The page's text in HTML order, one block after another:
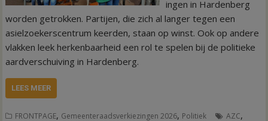
ingen in Hardenberg
worden getrokken. Partijen, die zich al langer tegen een
asielzoekerscentrum keerden, staan op winst. Ook op andere
vlakken leek herkenbaarheid een rol te spelen bij de politieke
aardverschuiving in Hardenberg.
LEES MEER
FRONTPAGE, Gemeenteraadsverkiezingen 2026, Politiek AZC,